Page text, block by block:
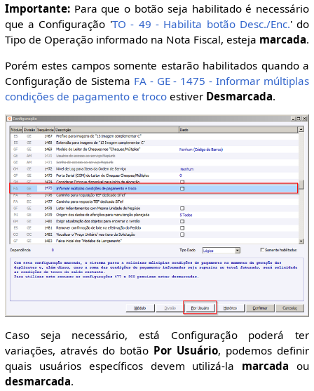
Importante:Para que o botão seja habilitado é necessário
que a Configuração 'TO - 49 - Habilita botão Desc./Enc.' do
Tipo de Operação informado na Nota Fiscal, esteja marcada.
Porém estes campos somente estarão habilitados quando a
Configuração de Sistema FA - GE - 1475 - Informar múltiplas
condições de pagamento e trocoestiver Desmarcada.
Caso seja necessário, está Configuração poderá ter
variações, através do botão Por Usuário, podemos definir
quais usuários específicos devem utilizá-la marcada ou
desmarcada.